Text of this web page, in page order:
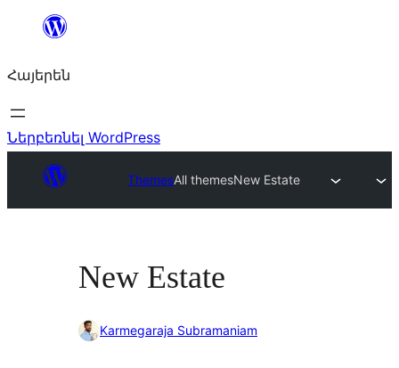
Անցնել
Հայերեն
Ներբեռնել WordPress
ThemesAll themesNew Estate
New Estate
Karmegaraja Subramaniam